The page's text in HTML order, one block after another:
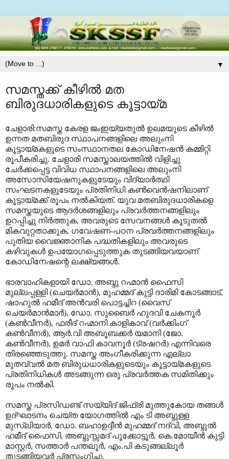
▼
സമസ്തക്ക് കീഴില്‍ മത
ബിരുദധാരികളുടെ കൂട്ടായ്മ
ചേളാരി:സമസ്ത കേരള ജംഇയ്യതുല്‍ ഉലമയുടെ കീഴില്‍
ഉന്നത മതബിരുദ സ്ഥാപനങ്ങളിലെ അലുംനി
കൂട്ടായ്മകളുടെ സംസ്ഥാനതല കോഡിനേഷന്‍ കമ്മിറ്റി
രൂപീകരിച്ചു. ചേളാരി സമസ്താലയത്തില്‍ വിളിച്ചു
ചേര്‍ക്കപ്പെട്ട വിവിധ സ്ഥാപനങ്ങളിലെ അലുംനി
അസോസിയേഷനുകളുടേയും വിദ്യാര്‍ത്ഥി
സംഘടനകളുടേയും പ്രതിനിധി കണ്‍വെന്‍ഷനിലാണ്
കൂട്ടായ്മക്ക് രൂപം നല്‍കിയത്. യുവ മതബിരുദധാരികളെ
സമസ്തയുടെ ആദര്‍ശങ്ങളിലും പ്രവര്‍ത്തനങ്ങളിലും
ഉറപ്പിച്ചു നിര്‍ത്തുക, അവരുടെ സേവനങ്ങള്‍ കൂടുതല്‍
മികവുറ്റതാക്കുക, ഗവേഷണ-പഠന പ്രവര്‍ത്തനങ്ങളിലും
പുതിയ വൈജ്ഞാനിക പദ്ധതികളിലും അവരുടെ
കഴിവുകള്‍ ഉപയോഗപ്പെടുത്തുക തുടങ്ങിയവയാണ്
കോഡിനേഷന്റെ ലക്ഷ്യങ്ങള്‍.
ഭാരവാഹികളായി ഡോ. അബ്ദു റഹ്മാന്‍ ഫൈസി
മുല്ലപ്പള്ളി (ചെയര്‍മാന്‍), മുഹമ്മദ് കുട്ടി ദാരിമി കോടങ്ങാട്,
ഷാഹുല്‍ ഹമീദ് അന്‍വരി പൊട്ടച്ചിറ (വൈസ്
ചെയര്‍മാന്‍മാര്‍), ഡോ. സുബൈര്‍ ഹുദവി ചേകനൂര്‍
(കണ്‍വീനര്‍), ഫരീദ് റഹ്മാനി കാളികാവ് (വര്‍ക്കിംഗ്
കണ്‍വീനര്‍), ആര്‍.വി അബൂബക്കര്‍ യമാനി (ജോ.
കണ്‍വീനര്‍), ഉമര്‍ വാഫി കാവനൂര്‍ (ട്രഷറര്‍) എന്നിവരെ
തിരഞ്ഞെടുത്തു. സമസ്ത അംഗീകരിക്കുന്ന എല്ലാ
മുതവ്വല്‍ മത ബിരുധധാരികളുടെയും കൂട്ടായ്മകളുടെ
പ്രതിനിധികള്‍ അടങ്ങുന്ന ഒരു പ്രവര്‍ത്തക സമിതിക്കും
രൂപം നല്‍കി.
സമസ്ത പ്രസിഡണ്ട് സയ്യിദ് ജിഫ്രി മുത്തുകോയ തങ്ങള്‍
ഉദ്ഘാടനം ചെയ്ത യോഗത്തില്‍ എം ടി അബ്ദുള്ള
മുസ്ലിയാര്‍, ഡോ. ബഹാഉദ്ദീന്‍ മുഹമ്മദ് നദ്‌വി, അബ്ദുല്‍
ഹമീദ് ഫൈസി, അബ്ദുസ്സമദ് പൂക്കോട്ടൂര്‍, കെ.മോയീന്‍ കുട്ടി
മാസ്റ്റര്‍, സത്താര്‍ പന്തലൂര്‍, എം.പി കടുങ്ങല്ലൂര്‍
തുടങ്ങിയവര്‍ പ്രസംഗിച്ചു.